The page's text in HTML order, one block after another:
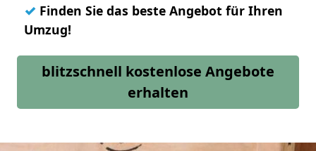
✓ Finden Sie das beste Angebot für Ihren
Umzug!
blitzschnell kostenlose Angebote
erhalten